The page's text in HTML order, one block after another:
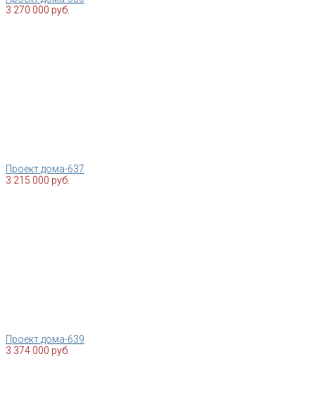
3 270 000 руб.
Проект дома-637
3 215 000 руб.
Проект дома-639
3 374 000 руб.